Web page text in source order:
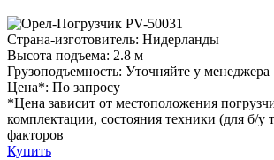
Страна-изготовитель: Нидерланды
Высота подъема: 2.8 м
Грузоподъемность: Уточняйте у менеджера
Цена*: По запросу
*Цена зависит от местоположения
комплектации, состояния техники (для б/у
факторов
Купить